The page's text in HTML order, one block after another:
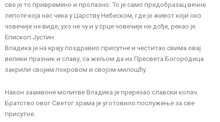
све је то привремено и пролазно. То је само предобразац вечне
лепоте која нас чека у Царству Небеском, где је живот који око
човечије не виде, ухо не чу и у срце човечије не дође, рекао је
Епископ Јустин.
Владика је на крају поздравио присутне и честитао свима овај
велики празник и славу, са жељом да их Пресвета Богородица
закрили својим покровом и својом милошћу.
Након заамвоне молитве Владика је пререзао славски колач.
Братство овог Светог храма је уготовило послужење за све
присутне.